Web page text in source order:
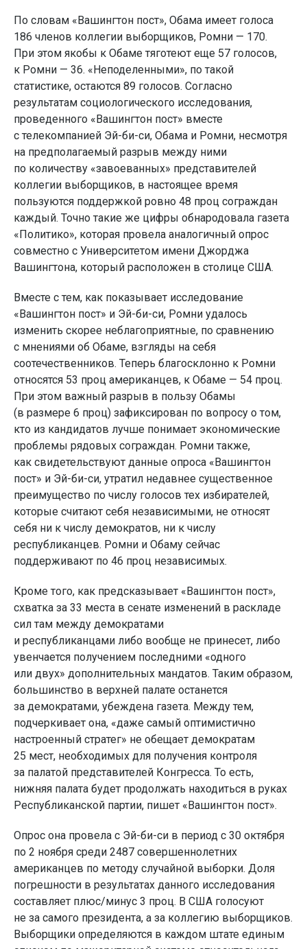
По словам «Вашингтон пост», Обама имеет голоса
186 членов коллегии выборщиков, Ромни — 170.
При этом якобы к Обаме тяготеют еще 57 голосов,
к Ромни — 36. «Неподеленными», по такой
статистике, остаются 89 голосов. Согласно
результатам социологического исследования,
проведенного «Вашингтон пост» вместе
с телекомпанией Эй-би-си, Обама и Ромни, несмотря
на предполагаемый разрыв между ними
по количеству «завоеванных» представителей
коллегии выборщиков, в настоящее время
пользуются поддержкой ровно 48 проц сограждан
каждый. Точно такие же цифры обнародовала газета
«Политико», которая провела аналогичный опрос
совместно с Университетом имени Джорджа
Вашингтона, который расположен в столице США.
Вместе с тем, как показывает исследование
«Вашингтон пост» и Эй-би-си, Ромни удалось
изменить скорее неблагоприятные, по сравнению
с мнениями об Обаме, взгляды на себя
соотечественников. Теперь благосклонно к Ромни
относятся 53 проц американцев, к Обаме — 54 проц.
При этом важный разрыв в пользу Обамы
(в размере 6 проц) зафиксирован по вопросу о том,
кто из кандидатов лучше понимает экономические
проблемы рядовых сограждан. Ромни также,
как свидетельствуют данные опроса «Вашингтон
пост» и Эй-би-си, утратил недавнее существенное
преимущество по числу голосов тех избирателей,
которые считают себя независимыми, не относят
себя ни к числу демократов, ни к числу
республиканцев. Ромни и Обаму сейчас
поддерживают по 46 проц независимых.
Кроме того, как предсказывает «Вашингтон пост»,
схватка за 33 места в сенате изменений в раскладе
сил там между демократами
и республиканцами либо вообще не принесет, либо
увенчается получением последними «одного
или двух» дополнительных мандатов. Таким образом,
большинство в верхней палате останется
за демократами, убеждена газета. Между тем,
подчеркивает она, «даже самый оптимистично
настроенный стратег» не обещает демократам
25 мест, необходимых для получения контроля
за палатой представителей Конгресса. То есть,
нижняя палата будет продолжать находиться в руках
Республиканской партии, пишет «Вашингтон пост».
Опрос она провела с Эй-би-си в период с 30 октября
по 2 ноября среди 2487 совершеннолетних
американцев по методу случайной выборки. Доля
погрешности в результатах данного исследования
составляет плюс/минус 3 проц. В США голосуют
не за самого президента, а за коллегию выборщиков.
Выборщики определяются в каждом штате единым